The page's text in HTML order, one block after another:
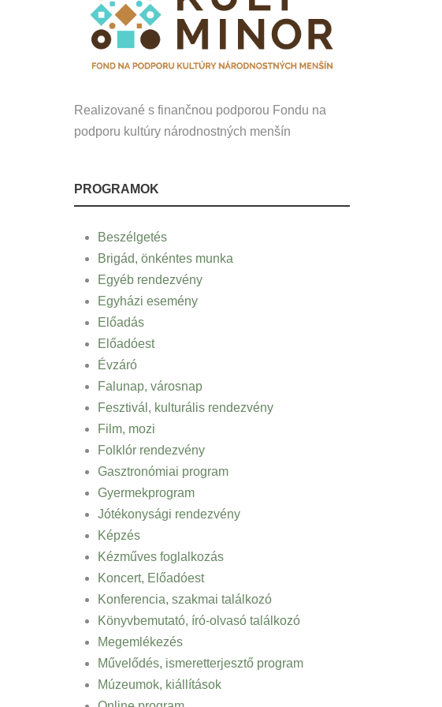
Realizované s finančnou podporou Fondu na
podporu kultúry národnostných menšín
PROGRAMOK
Beszélgetés
Brigád, önkéntes munka
Egyéb rendezvény
Egyházi esemény
Előadás
Előadóest
Évzáró
Falunap, városnap
Fesztivál, kulturális rendezvény
Film, mozi
Folklór rendezvény
Gasztronómiai program
Gyermekprogram
Jótékonysági rendezvény
Képzés
Kézműves foglalkozás
Koncert, Előadóest
Konferencia, szakmai találkozó
Könyvbemutató, író-olvasó találkozó
Megemlékezés
Művelődés, ismeretterjesztő program
Múzeumok, kiállítások